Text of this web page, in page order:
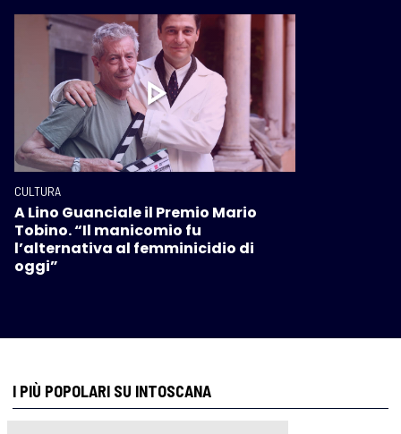
CULTURA
A Lino Guanciale il Premio Mario
Tobino. “Il manicomio fu
l’alternativa al femminicidio di
oggi”
I PIÙ POPOLARI SU INTOSCANA